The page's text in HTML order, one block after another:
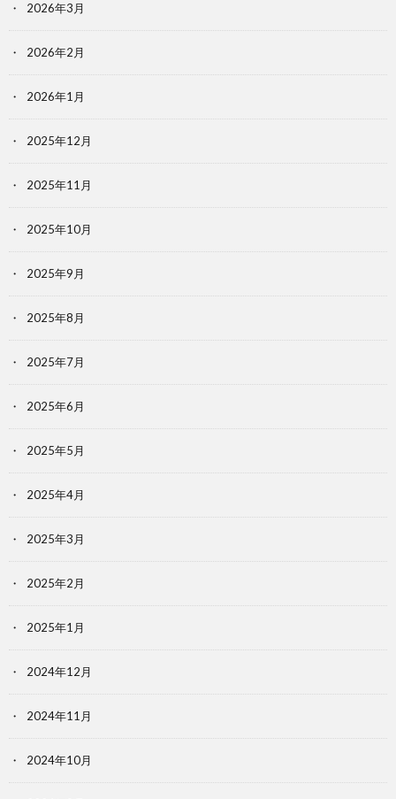
2026年3月
2026年2月
2026年1月
2025年12月
2025年11月
2025年10月
2025年9月
2025年8月
2025年7月
2025年6月
2025年5月
2025年4月
2025年3月
2025年2月
2025年1月
2024年12月
2024年11月
2024年10月